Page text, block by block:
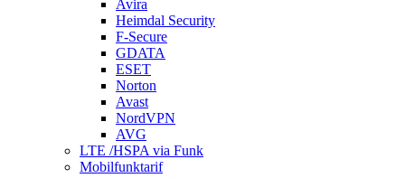
Avira
Heimdal Security
F-Secure
GDATA
ESET
Norton
Avast
NordVPN
AVG
LTE /HSPA via Funk
Mobilfunktarif